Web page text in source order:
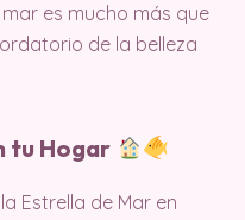
es mucho más que
de la belleza
tu Hogar
Estrella de Mar en